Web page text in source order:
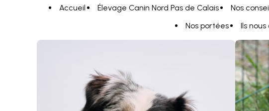
Accueil Élevage Canin Nord Pas de Calais
Nos
Nos portées
Ils
Panneau de gestion des cookies